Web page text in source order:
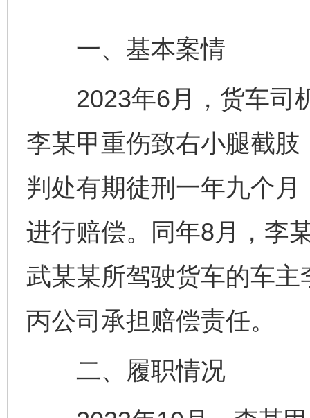
一、基本案情
2023年6月，货车司
李某甲重伤致右小腿截
判处有期徒刑一年九个
进行赔偿。同年8月，李
武某某所驾驶货车的车
丙公司承担赔偿责任。
二、履职情况